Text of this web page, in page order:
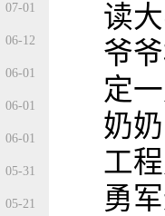
07-01
06-12
06-01
06-01
06-01
05-31
05-21
读
爷
定
奶
工
勇